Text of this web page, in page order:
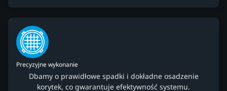
Precyzyjne wykonanie
Dbamy o prawidłowe spadki i dokładne osadzenie
korytek, co gwarantuje efektywność systemu.